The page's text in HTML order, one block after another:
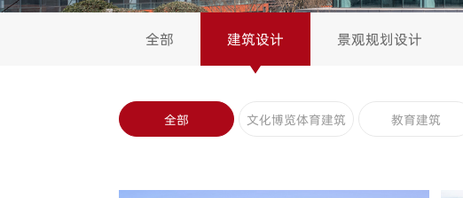
全部 建筑设计 景观规划设计
全部 文化博览体育建筑 教育建筑